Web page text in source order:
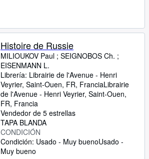
Histoire de Russie
MILIOUKOV Paul ; SEIGNOBOS Ch. ;
EISENMANN L.
Librería: Librairie de l'Avenue - Henri
Veyrier, Saint-Ouen, FR, FranciaLibrairie
de l'Avenue - Henri Veyrier, Saint-Ouen,
FR, Francia
Vendedor de 5 estrellas
TAPA BLANDA
CONDICIÓN
Condición: Usado - Muy buenoUsado -
Muy bueno